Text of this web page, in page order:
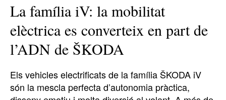
La família iV: la mobilitat
elèctrica es converteix en part de
l’ADN de ŠKODA
Els vehicles electrificats de la família ŠKODA iV
són la mescla perfecta d’autonomia pràctica,